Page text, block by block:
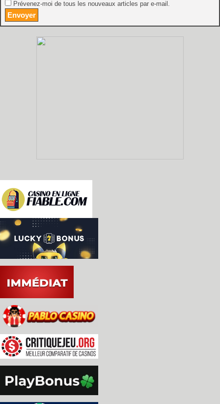
Prévenez-moi de tous les nouveaux articles par e-mail.